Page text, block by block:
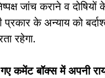
जांच कराने व दोषियों
के अन्याय को
रहेगा.
कमेंट बॉक्स में अपनी